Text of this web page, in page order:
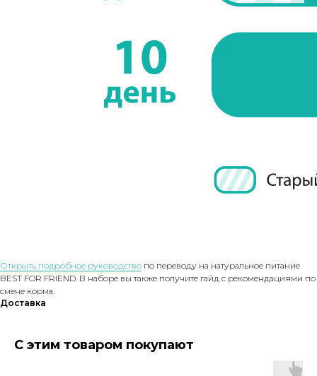
Открыть подробное руководство по переводу на натуральное питание
BEST FOR FRIEND. В наборе вы также получите гайд с рекомендациями по
смене корма.
Доставка
С этим товаром покупают